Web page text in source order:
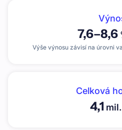
7,6–8,6
Výše výnosu závisí na úrovni
Celková
4,1